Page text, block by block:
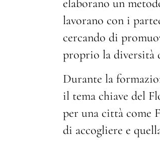
elaborano un
lavorano con i
cercando di
proprio la diversità
Durante la
il tema chiave del
per una città come
di accogliere e